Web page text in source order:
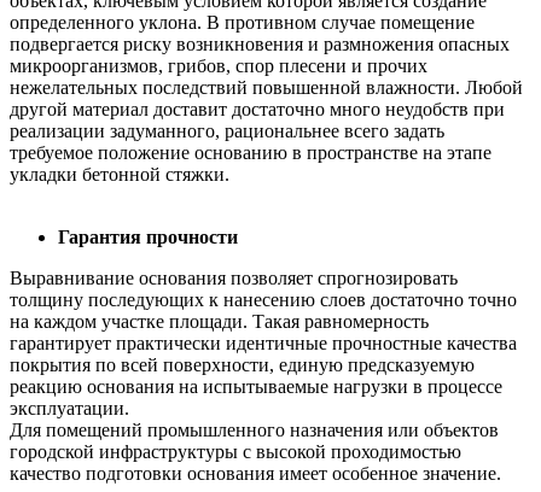
определенного уклона. В противном случае помещение
подвергается риску возникновения и размножения опасных
микроорганизмов, грибов, спор плесени и прочих
нежелательных последствий повышенной влажности. Любой
другой материал доставит достаточно много неудобств при
реализации задуманного, рациональнее всего задать
требуемое положение основанию в пространстве на этапе
укладки бетонной стяжки.
Гарантия прочности
Выравнивание основания позволяет спрогнозировать
толщину последующих к нанесению слоев достаточно точно
на каждом участке площади. Такая равномерность
гарантирует практически идентичные прочностные качества
покрытия по всей поверхности, единую предсказуемую
реакцию основания на испытываемые нагрузки в процессе
эксплуатации.
Для помещений промышленного назначения или объектов
городской инфраструктуры с высокой проходимостью
качество подготовки основания имеет особенное значение.